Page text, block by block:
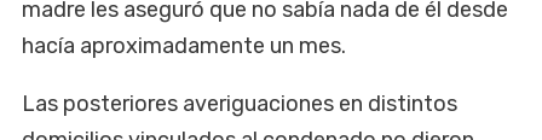
madre les aseguró que no sabía nada de él desde
hacía aproximadamente un mes.
Las posteriores averiguaciones en distintos